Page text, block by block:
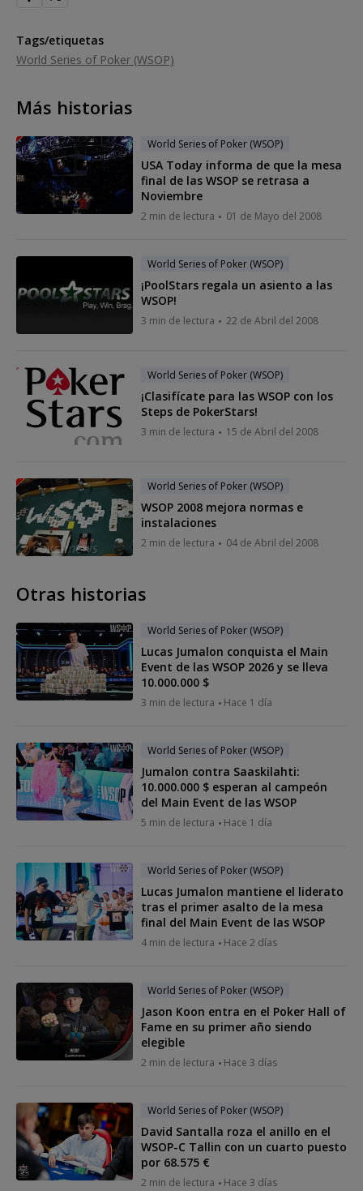
Tags/etiquetas
World Series of Poker (WSOP)
Más historias
World Series of Poker (WSOP)
USA Today informa de que la mesa
final de las WSOP se retrasa a
Noviembre
2 min de lectura 01 de Mayo del 2008
World Series of Poker (WSOP)
¡PoolStars regala un asiento a las
WSOP!
3 min de lectura 22 de Abril del 2008
World Series of Poker (WSOP)
¡Clasifícate para las WSOP con los
Steps de PokerStars!
3 min de lectura 15 de Abril del 2008
World Series of Poker (WSOP)
WSOP 2008 mejora normas e
instalaciones
2 min de lectura 04 de Abril del 2008
Otras historias
World Series of Poker (WSOP)
Lucas Jumalon conquista el Main
Event de las WSOP 2026 y se lleva
10.000.000 $
3 min de lectura Hace 1 día
World Series of Poker (WSOP)
Jumalon contra Saaskilahti:
10.000.000 $ esperan al campeón
del Main Event de las WSOP
5 min de lectura Hace 1 día
World Series of Poker (WSOP)
Lucas Jumalon mantiene el liderato
tras el primer asalto de la mesa
final del Main Event de las WSOP
4 min de lectura Hace 2 días
World Series of Poker (WSOP)
Jason Koon entra en el Poker Hall of
Fame en su primer año siendo
elegible
2 min de lectura Hace 3 días
World Series of Poker (WSOP)
David Santalla roza el anillo en el
WSOP-C Tallin con un cuarto puesto
por 68.575 €
2 min de lectura Hace 3 días